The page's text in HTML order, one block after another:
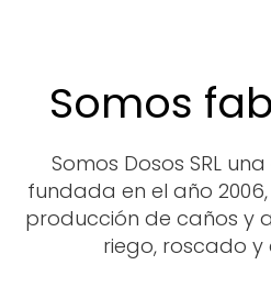
Somos
Somos Dosos SRL
fundada en el año
producción de caños y
riego, roscado